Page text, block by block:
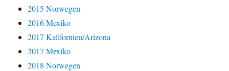
2015 Norwegen
2016 Mexiko
2017 Kalifornien/Arizona
2017 Mexiko
2018 Norwegen